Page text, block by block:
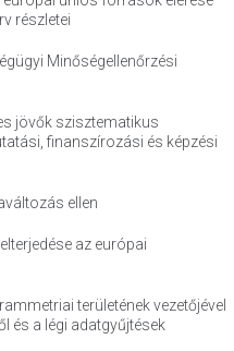
részletei
Minőségellenőrzési
jövők szisztematikus
finanszírozási és képzési
ellen
az európai
területének vezetőjével
és a légi adatgyűjtések